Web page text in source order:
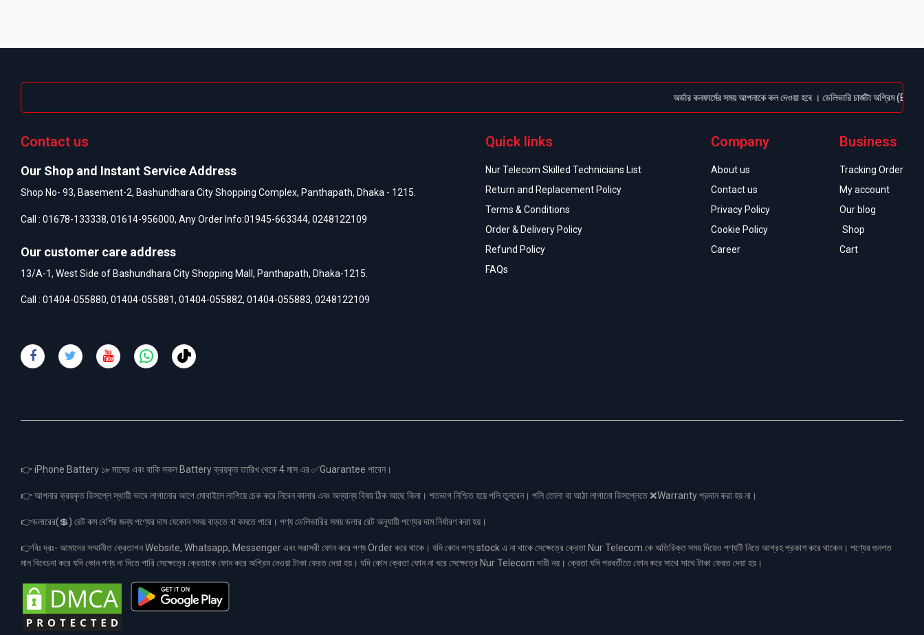
অর্ডার কনফার্মের সময় আপনাকে কল দেওয়া হবে । ডেলিভারি চার্জটা অগ্রিম (Bkash/
Contact us
Our Shop and Instant Service Address
Shop No- 93, Basement-2, Bashundhara City Shopping Complex, Panthapath, Dhaka - 1215.
Call : 01678-133338, 01614-956000, Any Order Info:01945-663344, 0248122109
Our customer care address
13/A-1, West Side of Bashundhara City Shopping Mall, Panthapath, Dhaka-1215.
Call : 01404-055880, 01404-055881, 01404-055882, 01404-055883, 0248122109
Quick links
Nur Telecom Skilled Technicians List
Return and Replacement Policy
Terms & Conditions
Order & Delivery Policy
Refund Policy
FAQs
Company
About us
Contact us
Privacy Policy
Cookie Policy
Career
Business
Tracking Order
My account
Our blog
Shop
Cart
👉 iPhone Battery ১৮ মাসের এবং বাকি সকল Battery ক্রয়কৃত তারিখ থেকে 4 মাস এর ✅Guarantee পাবেন।
👉 আপনার ক্রয়কৃত ডিসপ্লে স্থায়ী ভাবে লাগানোর আগে মোবাইলে লাগিয়ে চেক করে নিবেন কালার এবং অন্যান্য বিষয় ঠিক আছে কিনা। শতভাগ নিশ্চিত হয়ে পলি তুলবেন। পলি তোলা বা আঠা লাগানো ডিসপ্লেতে ❌Warranty প্রদান করা হয় না।
👉ডলারের(💲) রেট কম বেশির জন্য পণ্যের দাম যেকোন সময় বাড়তে বা কমতে পারে। পণ্য ডেলিভারির সময় ডলার রেট অনুযায়ী পণ্যের দাম নির্ধারণ করা হয়।
👉বিঃ দ্রঃ- আমাদের সম্মানীত ক্রেতাগন Website, Whatsapp, Messenger এবং সরাসরী ফোন করে পণ্য Order করে থাকে। যদি কোন পণ্য stock এ না থাকে সেক্ষেত্রে ক্রেতা Nur Telecom কে অতিরিক্ত সময় দিয়েও পণ্যটি নিতে আগ্রহ প্রকাশ করে থাকেন। পণ্যের গুনগত
মান বিবেচনা করে যদি কোন পণ্য না দিতে পারি সেক্ষেত্রে ক্রেতাকে ফোন করে অগ্রিম নেওয়া টাকা ফেরত দেয়া হয়। যদি কোন ক্রেতা ফোন না ধরে সেক্ষেত্রে Nur Telecom দায়ী নয়। ক্রেতা যদি পরবর্তীতে ফোন করে সাথে সাথে টাকা ফেরত দেয়া হয়।